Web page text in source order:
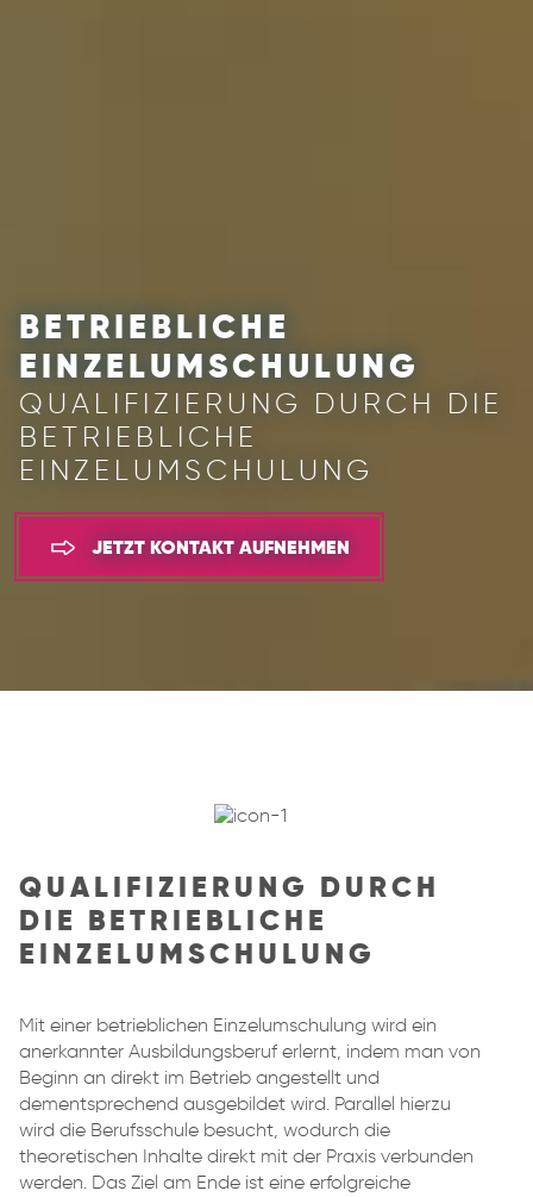
BETRIEBLICHE
EINZELUMSCHULUNG
QUALIFIZIERUNG DURCH DIE
BETRIEBLICHE
EINZELUMSCHULUNG
JETZT KONTAKT AUFNEHMEN
QUALIFIZIERUNG DURCH
DIE BETRIEBLICHE
EINZELUMSCHULUNG
Mit einer betrieblichen Einzelumschulung wird ein
anerkannter Ausbildungsberuf erlernt, indem man von
Beginn an direkt im Betrieb angestellt und
dementsprechend ausgebildet wird. Parallel hierzu
wird die Berufsschule besucht, wodurch die
theoretischen Inhalte direkt mit der Praxis verbunden
werden. Das Ziel am Ende ist eine erfolgreiche